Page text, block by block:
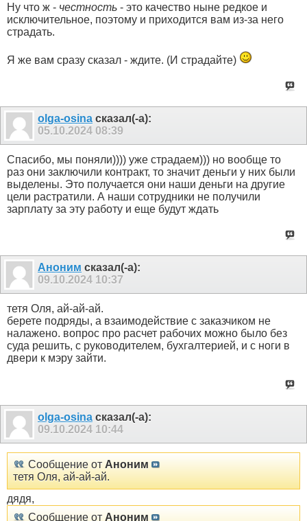
Ну что ж - честность - это качество ныне редкое и
исключительное, поэтому и приходится вам из-за него
страдать.
Я же вам сразу сказал - ждите. (И страдайте)
olga-osina сказал(-а):
05.10.2024 08:39
Спасибо, мы поняли)))) уже страдаем))) но вообще то
раз они заключили контракт, то значит деньги у них были
выделены. Это получается они наши деньги на другие
цели растратили. А наши сотрудники не получили
зарплату за эту работу и еще будут ждать
Аноним сказал(-а):
09.10.2024 10:37
тетя Оля, ай-ай-ай.
берете подряды, а взаимодействие с заказчиком не
налажено. вопрос про расчет рабочих можно было без
суда решить, с руководителем, бухгалтерией, и с ноги в
двери к мэру зайти.
olga-osina сказал(-а):
09.10.2024 10:44
Сообщение от Аноним
тетя Оля, ай-ай-ай.
дядя,
Сообщение от Аноним